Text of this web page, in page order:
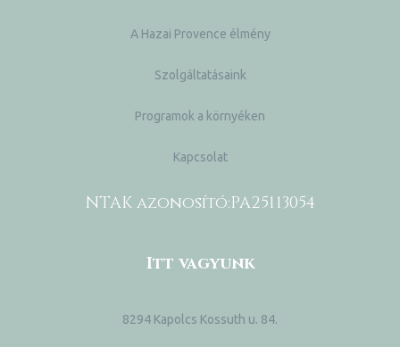
A Hazai Provence élmény
Szolgáltatásaink
Programok a környéken
Kapcsolat
NTAK azonosító:PA25113054
Itt vagyunk
8294 Kapolcs Kossuth u. 84.